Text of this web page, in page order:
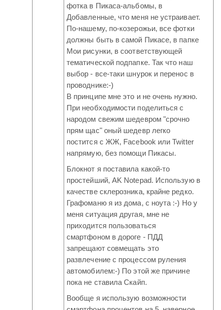
фотка в Пикаса-альбомы, в
Добавленные, что меня не устраивает.
По-нашему, по-козерожьи, все фотки
должны быть в самой Пикасе, в папке
Мои рисунки, в соответствующей
тематической подпапке. Так что наш
выбор - все-таки шнурок и перенос в
проводнике:-)
В принципе мне это и не очень нужно.
При необходимости поделиться с
народом свежим шедевром "срочно
прям щас" оный шедевр легко
постится с ЖЖ, Facebook или Twitter
напрямую, без помощи Пикасы.
Блокнот я поставила какой-то
простейший, AK Notepad. Использую в
качестве склерозника, крайне редко.
Графоманю я из дома, с ноута :-) Но у
меня ситуация другая, мне не
приходится пользоваться
смартфоном в дороге - ПДД
запрещают совмещать это
развлечение с процессом руления
автомобилем:-) По этой же причине
пока не ставила Скайп.
Вообще я использую возможности